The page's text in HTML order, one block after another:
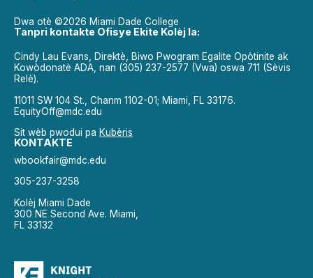
Dwa otè ©2026 Miami Dade College
Tanpri kontakte Ofisye Ekite Kolèj la:
Cindy Lau Evans, Direktè, Biwo Pwogram Egalite Opòtinite ak
Kowòdonatè ADA, nan (305) 237-2577 (Vwa) oswa 711 (Sèvis
Relè).
11011 SW 104 St., Chanm 1102-01; Miami, FL 33176.
EquityOff@mdc.edu
Sit wèb pwodui pa Kubèris
KONTAKTE
wbookfair@mdc.edu
305-237-3258
Kolèj Miami Dade
300 NE Second Ave. Miami,
FL 33132